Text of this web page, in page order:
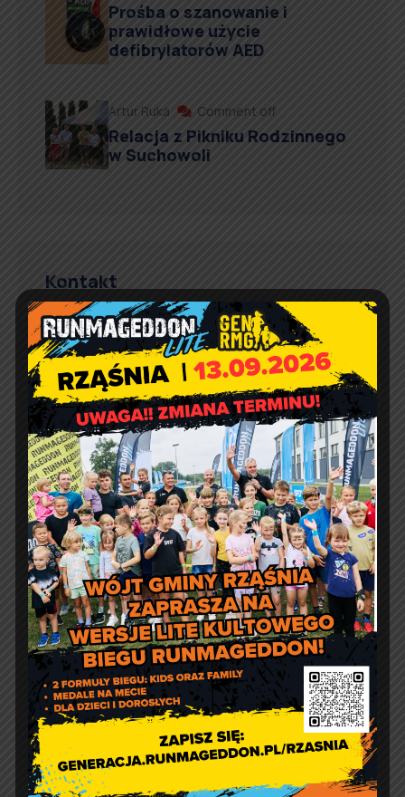
Prośba o szanowanie i
prawidłowe użycie
defibrylatorów AED
Artur Ruka Comment off
Relacja z Pikniku Rodzinnego
w Suchowoli
Kontakt
Urząd Gminy w Rząśni
ul. 1 Maja 37
98 – 332 Rząśnia
e-doręczenia:AE:PL-57726-56911-GBSAJ-23
adres email:gmina@rzasnia.pl
tel. 44 631-71-22 (biuro podawcze)
Godziny otwarcia Urzędu:
pon.: 9:00 – 17:00
wt. – pt.: 7:30 – 15:30
Jakość powietrza